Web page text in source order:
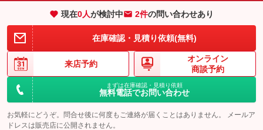
現在0人が検討中 2件の問い合わせあり
在庫確認・見積り依頼(無料)
来店予約
オンライン
商談予約
まずは在庫確認・見積り依頼
無料電話でお問い合わせ
お気軽にどうぞ。問合せ後に何度もご連絡が届くことはありません。 メールア
ドレスは販売店に公開されません。